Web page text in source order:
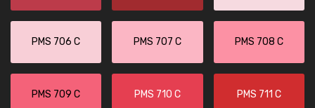
PMS 706 C PMS 707 C PMS 708 C
PMS 709 C PMS 710 C PMS 711 C